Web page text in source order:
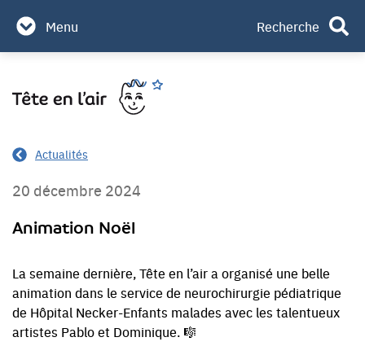
contenu
Menu Recherche
Contact
Actualités
20 décembre 2024
Animation Noël
La semaine dernière, Tête en l’air a organisé une belle
animation dans le service de neurochirurgie pédiatrique
de Hôpital Necker-Enfants malades avec les talentueux
artistes Pablo et Dominique. 🎼